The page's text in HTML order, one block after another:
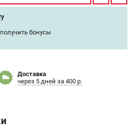
бонусы
Доставка
через 5 дней за 400 р.